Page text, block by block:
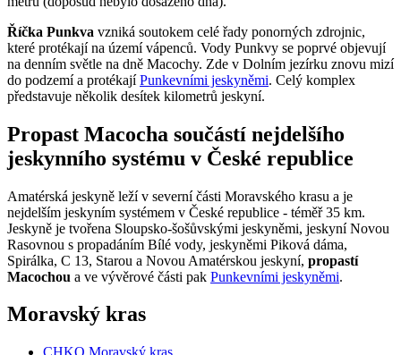
Říčka Punkva vzniká soutokem celé řady ponorných zdrojnic,
které protékají na území vápenců. Vody Punkvy se poprvé objevují
na denním světle na dně Macochy. Zde v Dolním jezírku znovu mizí
do podzemí a protékajíPunkevními jeskyněmi. Celý komplex
představuje několik desítek kilometrů jeskyní.
Propast Macocha součástí nejdelšího
jeskynního systému v České republice
Amatérská jeskyně leží v severní části Moravského krasu a je
nejdelším jeskyním systémem v České republice - téměř 35 km.
Jeskyně je tvořena Sloupsko-šošůvskými jeskyněmi, jeskyní Novou
Rasovnou s propadáním Bílé vody, jeskyněmi Piková dáma,
Spirálka, C 13, Starou a Novou Amatérskou jeskyní, propastí
Macochou a ve vývěrové části pak Punkevními jeskyněmi.
Moravský kras